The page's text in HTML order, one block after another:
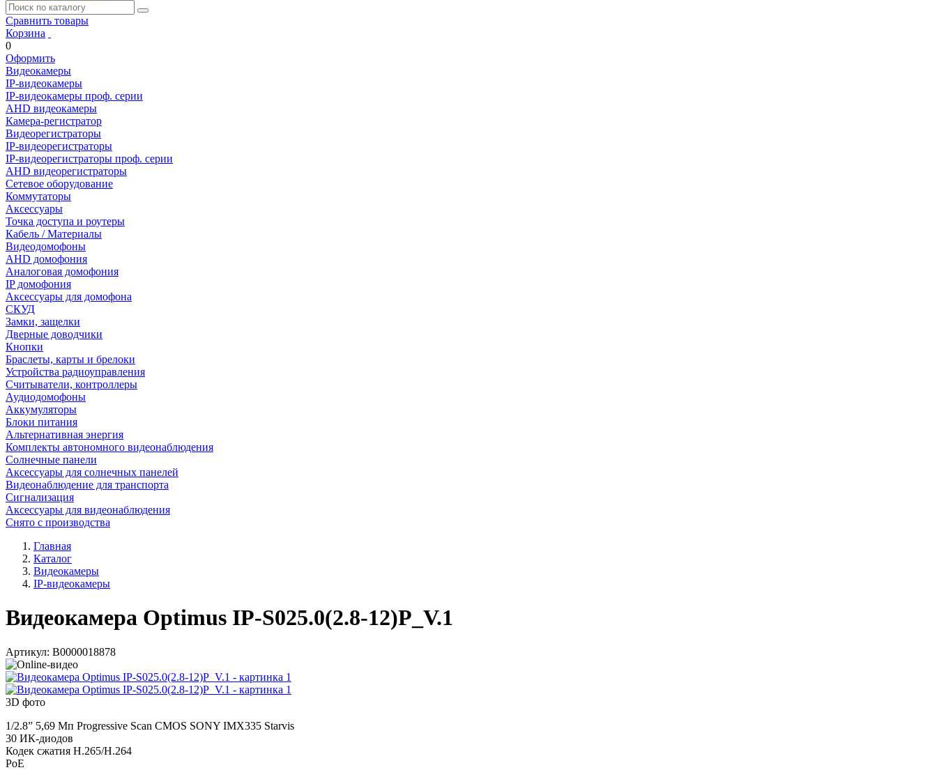
Сравнить товары
Корзина
0
Оформить
Видеокамеры
IP-видеокамеры
IP-видеокамеры проф. серии
AHD видеокамеры
Камера-регистратор
Видеорегистраторы
IP-видеорегистраторы
IP-видеорегистраторы проф. серии
AHD видеорегистраторы
Сетевое оборудование
Коммутаторы
Аксессуары
Точка доступа и роутеры
Кабель / Материалы
Видеодомофоны
AHD домофония
Аналоговая домофония
IP домофония
Аксессуары для домофона
СКУД
Замки, защелки
Дверные доводчики
Кнопки
Браслеты, карты и брелоки
Устройства радиоуправления
Считыватели, контроллеры
Аудиодомофоны
Аккумуляторы
Блоки питания
Альтернативная энергия
Комплекты автономного видеонаблюдения
Солнечные панели
Аксессуары для солнечных панелей
Видеонаблюдение для транспорта
Сигнализация
Аксессуары для видеонаблюдения
Снято с производства
Главная
Каталог
Видеокамеры
IP-видеокамеры
Видеокамера Optimus IP-S025.0(2.8-12)P_V.1
Артикул: В0000018878
3D фото
1/2.8” 5,69 Мп Progressive Scan CMOS SONY IMX335 Starvis
30 ИК-диодов
Кодек сжатия H.265/H.264
PoE